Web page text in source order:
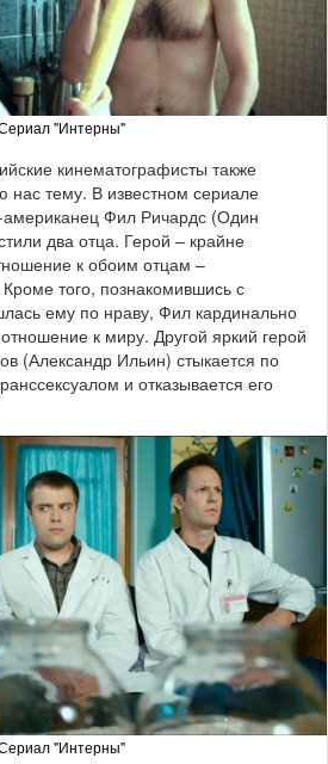
"Интерны"
кинематографисты также
нас тему. В известном сериале
американец Фил Ричардс (Один
два отца. Герой – крайне
к обоим отцам –
того, познакомившись с
ему по нраву, Фил кардинально
к миру. Другой яркий герой
(Александр Ильин) стыкается по
и отказывается его
"Интерны"